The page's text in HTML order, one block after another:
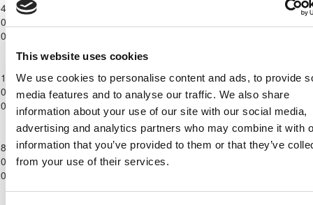
This website uses cookies
We use cookies to personalise content and ads, to provide
media features and to analyse our traffic. We also share
information about your use of our site with our social media,
advertising and analytics partners who may combine it with
information that you’ve provided to them or that they’ve
from your use of their services.
Νέων κάτω
15/16
ΛΕΥΚΩΣΙΑΣ
Πρωτάθλημα
Νέων κάτω
των 21 Α΄
Κατηγορίας
15/16
ΑΕΖ ΖΑΚΑΚΙΟΥ1 2ΠΑΦΟΣ F.C. 71'
Πρωτάθλημα
Νέων κάτω
των 21 Α΄
15/16
ΠΑΦΟΣ F.C.0 2